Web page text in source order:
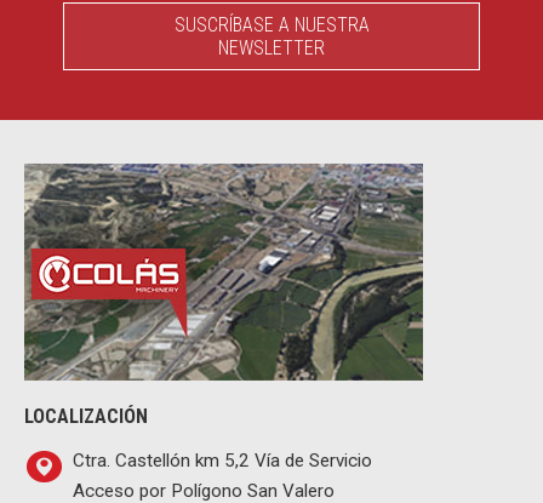
SUSCRÍBASE A NUESTRA
NEWSLETTER
LOCALIZACIÓN
Ctra. Castellón km 5,2 Vía de Servicio
Acceso por Polígono San Valero